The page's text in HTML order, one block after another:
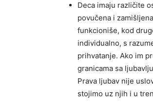
Deca imaju različite
povučena i
funkcioniše, kod
individualno, s
prihvatanje. Ako im
granicama sa
Prava ljubav nije
stojimo uz njih i u